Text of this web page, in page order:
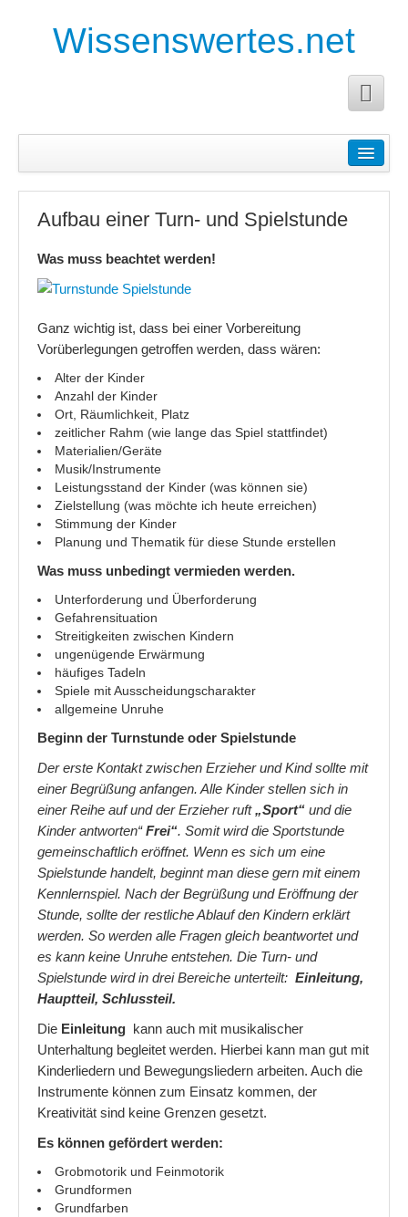
Wissenswertes.net
Anleitungen
Anforderungen an die Facharbeit
Anleitung für eine Buchanalyse
Pädagogische Planung
Planung für Erzieher
Wie erschließe ich einen Text richtig
Immer wieder Milchstau
Kinder
Entwicklung der zeichnerischen Malstile von Kindern!
Mein Kind ist so anstrengend und hat einen großen
Kindererziehung
Mein Kind hat ständig Streit und diskutiert ohne Ende
Wenn Kinder nicht ordentlich essen
Wenn Kinder ständig am Reden sind
Wie bekomme ich mein Kind besser ins Bett
Aufbau einer Turn- und Spielstunde
Partnerschaft
Beziehungsprobleme
Die fünf Schritte der Partnerschaft
Kommunikation zwischen Menschen
Aufbau einer Turn- und Spielstunde
Was muss beachtet werden!
Ganz wichtig ist, dass bei einer Vorbereitung
Vorüberlegungen getroffen werden, dass wären:
Alter der Kinder
Anzahl der Kinder
Ort, Räumlichkeit, Platz
zeitlicher Rahm (wie lange das Spiel stattfindet)
Materialien/Geräte
Musik/Instrumente
Leistungsstand der Kinder (was können sie)
Zielstellung (was möchte ich heute erreichen)
Stimmung der Kinder
Planung und Thematik für diese Stunde erstellen
Was muss unbedingt vermieden werden.
Unterforderung und Überforderung
Gefahrensituation
Streitigkeiten zwischen Kindern
ungenügende Erwärmung
häufiges Tadeln
Spiele mit Ausscheidungscharakter
allgemeine Unruhe
Beginn der Turnstunde oder Spielstunde
Der erste Kontakt zwischen Erzieher und Kind sollte mit
einer Begrüßung anfangen. Alle Kinder stellen sich in
einer Reihe auf und der Erzieher ruft„Sport“ und die
Kinder antworten“Frei“. Somit wird die Sportstunde
gemeinschaftlich eröffnet. Wenn es sich um eine
Spielstunde handelt, beginnt man diese gern mit einem
Kennlernspiel. Nach der Begrüßung und Eröffnung der
Stunde, sollte der restliche Ablauf den Kindern erklärt
werden. So werden alle Fragen gleich beantwortet und
es kann keine Unruhe entstehen. Die Turn- und
Spielstunde wird in drei Bereiche unterteilt: Einleitung,
Hauptteil, Schlussteil.
Die Einleitung kann auch mit musikalischer
Unterhaltung begleitet werden. Hierbei kann man gut mit
Kinderliedern und Bewegungsliedern arbeiten. Auch die
Instrumente können zum Einsatz kommen, der
Kreativität sind keine Grenzen gesetzt.
Es können gefördert werden:
Grobmotorik und Feinmotorik
Grundformen
Grundfarben